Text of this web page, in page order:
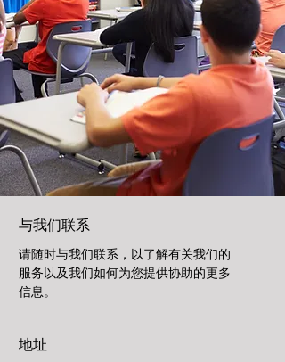
与我们联系
请随时与我们联系，以了解有关我们的
服务以及我们如何为您提供协助的更多
信息。
地址